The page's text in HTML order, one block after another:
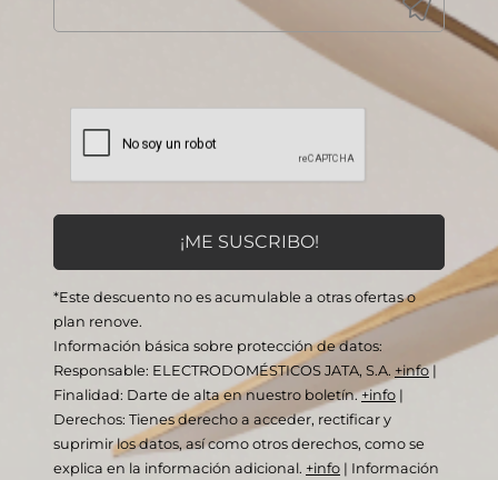
*Este descuento no es acumulable a otras ofertas o
plan renove.
Información básica sobre protección de datos:
Responsable: ELECTRODOMÉSTICOS JATA, S.A. +info |
Finalidad: Darte de alta en nuestro boletín.+info |
Derechos: Tienes derecho a acceder, rectificar y
suprimir los datos, así como otros derechos, como se
explica en la información adicional. +info | Información